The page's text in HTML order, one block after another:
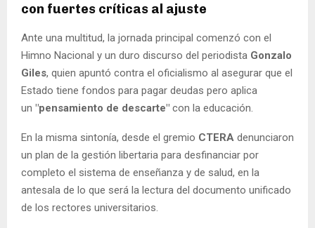
con fuertes críticas al ajuste
Ante una multitud, la jornada principal comenzó con el
Himno Nacional y un duro discurso del periodista Gonzalo
Giles, quien apuntó contra el oficialismo al asegurar que el
Estado tiene fondos para pagar deudas pero aplica
un "pensamiento de descarte" con la educación.
En la misma sintonía, desde el gremio CTERA denunciaron
un plan de la gestión libertaria para desfinanciar por
completo el sistema de enseñanza y de salud, en la
antesala de lo que será la lectura del documento unificado
de los rectores universitarios.